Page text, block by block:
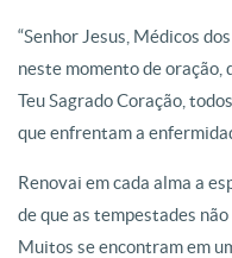
“Senhor Jesus, Médicos
neste momento de oração,
Teu Sagrado Coração,
que enfrentam a
Renovai em cada alma a
de que as tempestades
Muitos se encontram em